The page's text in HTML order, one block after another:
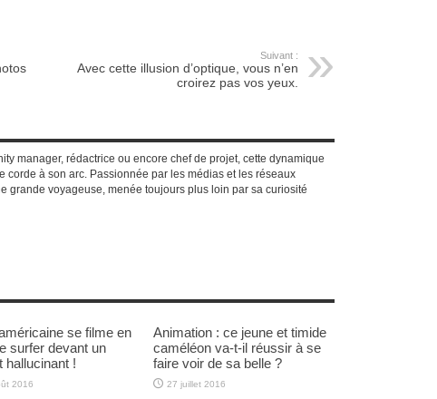
Suivant :
Avec cette illusion d’optique, vous n’en
croirez pas vos yeux.
manager, rédactrice ou encore chef de projet, cette dynamique
corde à son arc. Passionnée par les médias et les réseaux
grande voyageuse, menée toujours plus loin par sa curiosité
se filme en
surfer devant un
hallucinant !
2016
Animation : ce jeune et timide
caméléon va-t-il réussir à se
faire voir de sa belle ?
27 juillet 2016